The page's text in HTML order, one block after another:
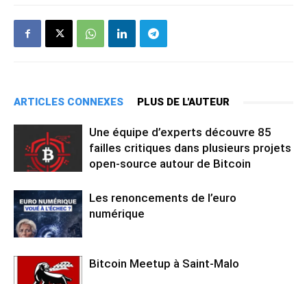
ARTICLES CONNEXES PLUS DE L'AUTEUR
Une équipe d’experts découvre 85
failles critiques dans plusieurs projets
open-source autour de Bitcoin
Les renoncements de l’euro
numérique
Bitcoin Meetup à Saint-Malo